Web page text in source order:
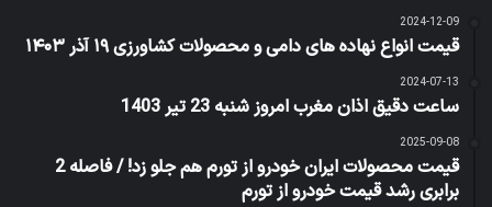
2024-12-09
قیمت انواع نهاده های دامی و محصولات کشاورزی ۱۹ آذر ۱۴۰۳
2024-07-13
ساعت دقیق اذان مغرب امروز شنبه 23 تیر 1403
2025-09-08
قیمت محصولات ایران خودرو از تورم هم جلو زد! / فاصله 2
برابری رشد قیمت خودرو از تورم